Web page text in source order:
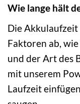
Wie lange hält
Die
Faktoren ab,
und der Art des
mit unserem
Laufzeit